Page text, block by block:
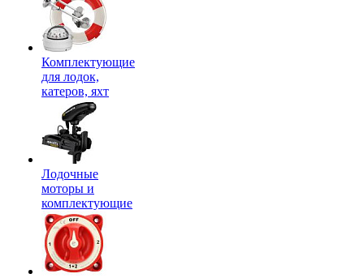
Комплектующие
для лодок,
катеров, яхт
Лодочные
моторы и
комплектующие